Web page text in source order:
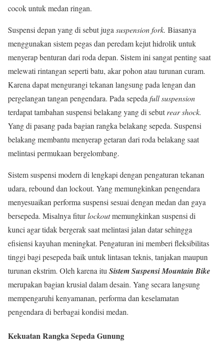
cocok untuk medan ringan.
Suspensi depan yang di sebut juga suspension fork. Biasanya
menggunakan sistem pegas dan peredam kejut hidrolik untuk
menyerap benturan dari roda depan. Sistem ini sangat penting saat
melewati rintangan seperti batu, akar pohon atau turunan curam.
Karena dapat mengurangi tekanan langsung pada lengan dan
pergelangan tangan pengendara. Pada sepeda full suspension
terdapat tambahan suspensi belakang yang di sebutrear shock.
Yang di pasang pada bagian rangka belakang sepeda. Suspensi
belakang membantu menyerap getaran dari roda belakang saat
melintasi permukaan bergelombang.
Sistem suspensi modern di lengkapi dengan pengaturan tekanan
udara, rebound dan lockout. Yang memungkinkan pengendara
menyesuaikan performa suspensi sesuai dengan medan dan gaya
bersepeda. Misalnya fiturlockoutmemungkinkan suspensi di
kunci agar tidak bergerak saat melintasi jalan datar sehingga
efisiensi kayuhan meningkat. Pengaturan ini memberi fleksibilitas
tinggi bagi pesepeda baik untuk lintasan teknis, tanjakan maupun
turunan ekstrim. Oleh karena itu Sistem Suspensi Mountain Bike
merupakan bagian krusial dalam desain. Yang secara langsung
mempengaruhi kenyamanan, performa dan keselamatan
pengendara di berbagai kondisi medan.
Kekuatan Rangka Sepeda Gunung